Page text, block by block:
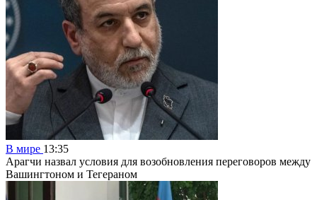
В мире 13:35
Арагчи назвал условия для возобновления переговоров между
Вашингтоном и Тегераном